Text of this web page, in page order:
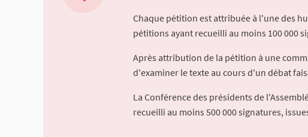
Chaque pétition est attribuée à l'une des
pétitions ayant recueilli au moins 100 000
Après attribution de la pétition à une
d'examiner le texte au cours d'un débat
La Conférence des présidents de
recueilli au moins 500 000 signatures,